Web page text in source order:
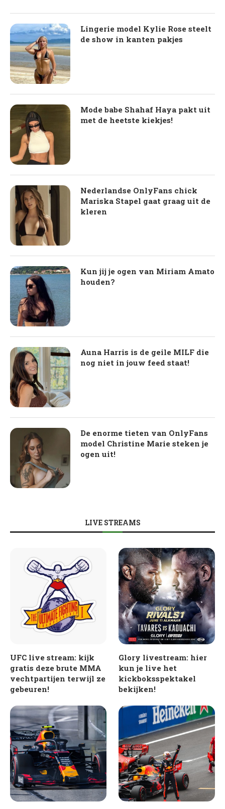
Lingerie model Kylie Rose steelt
de show in kanten pakjes
Mode babe Shahaf Haya pakt uit
met de heetste kiekjes!
Nederlandse OnlyFans chick
Mariska Stapel gaat graag uit de
kleren
Kun jij je ogen van Miriam Amato
houden?
Auna Harris is de geile MILF die
nog niet in jouw feed staat!
De enorme tieten van OnlyFans
model Christine Marie steken je
ogen uit!
LIVE STREAMS
UFC live stream: kijk
gratis deze brute MMA
vechtpartijen terwijl ze
gebeuren!
Glory livestream: hier
kun je live het
kickboksspektakel
bekijken!